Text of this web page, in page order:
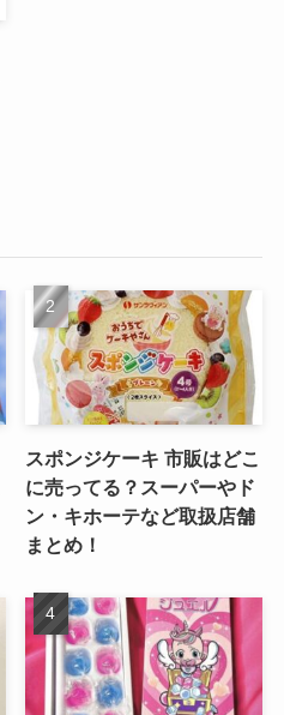
スポンジケーキ 市販はどこ
に売ってる？スーパーやド
ン・キホーテなど取扱店舗
まとめ！